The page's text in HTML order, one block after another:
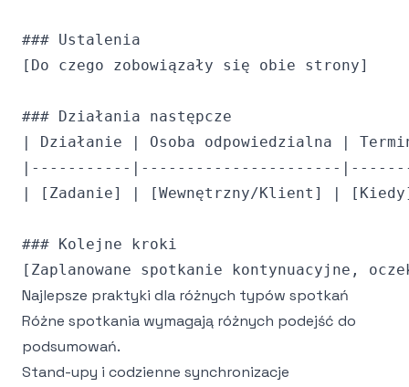
### Ustalenia
[Do czego zobowiązały się obie strony]
### Działania następcze
| Działanie | Osoba odpowiedzialna |
|-----------|----------------------
| [Zadanie] | [Wewnętrzny/Klient] |
### Kolejne kroki
Najlepsze praktyki dla różnych typów spotkań
Różne spotkania wymagają różnych podejść do
podsumowań.
Stand-upy i codzienne synchronizacje